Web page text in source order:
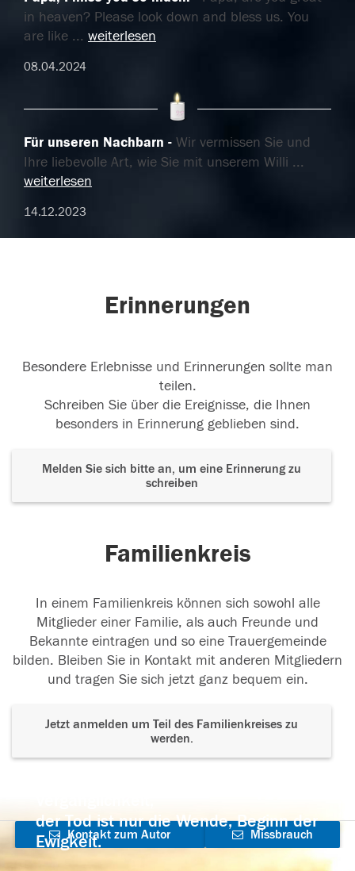
in heaven? Please look down and bless us. You
are like ... weiterlesen
08.04.2024
Für unseren Nachbarn
Wir vermissen Sie und
Ihre liebevolle Art, wie Sie mit unserem Willi ...
weiterlesen
14.12.2023
Erinnerungen
Besondere Erlebnisse und Erinnerungen sollte man
teilen.
Schreiben Sie über die Ereignisse, die Ihnen
besonders in Erinnerung geblieben sind.
Melden Sie sich bitte an, um eine Erinnerung zu
schreiben
Familienkreis
In einem Familienkreis können sich sowohl alle
Mitglieder einer Familie, als auch Freunde und
Bekannte eintragen und so eine Trauergemeinde
bilden. Bleiben Sie in Kontakt mit anderen Mitgliedern
und tragen Sie sich jetzt ganz bequem ein.
Jetzt anmelden um Teil des Familienkreises zu
werden.
der Tod ist nur die Wende, Beginn der
Ewigkeit.
Kontakt zum Autor
aufnehmen
Missbrauch